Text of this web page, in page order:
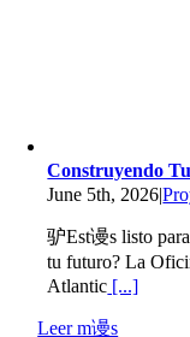
Construyendo
June 5th, 2026|
驴Est谩s listo
tu futuro? La
Atlantic [...]
Leer m谩s